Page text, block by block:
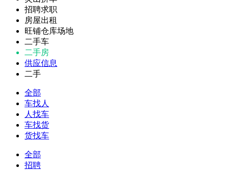
招聘求职
房屋出租
旺铺仓库场地
二手车
二手房
供应信息
二手
全部
车找人
人找车
车找货
货找车
全部
招聘